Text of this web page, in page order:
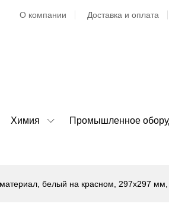
О компании Доставка и оплата
Химия Промышленное
белый на красном, 297x297